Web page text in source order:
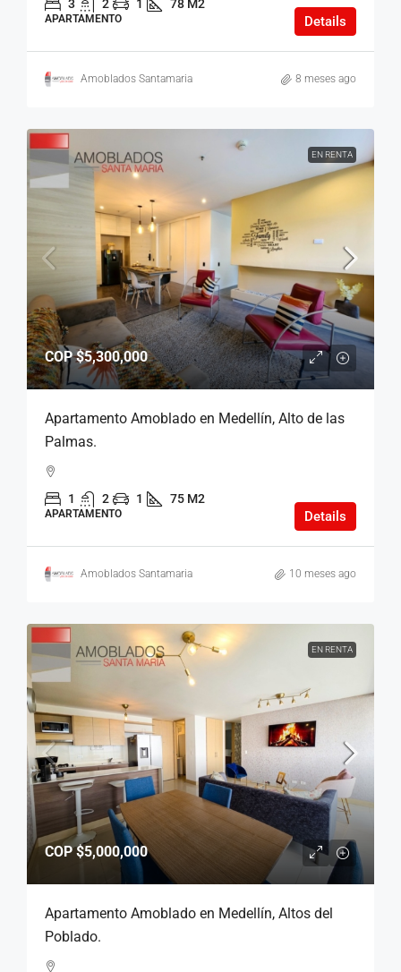
3 2 1 78 M2
APARTAMENTO Details
Amoblados Santamaria 8 meses ago
EN RENTA
COP$5,300,000
Apartamento Amoblado en Medellín, Alto de las
Palmas.
1 2 1 75 M2
APARTAMENTO Details
Amoblados Santamaria 10 meses ago
EN RENTA
COP$5,000,000
Apartamento Amoblado en Medellín, Altos del
Poblado.